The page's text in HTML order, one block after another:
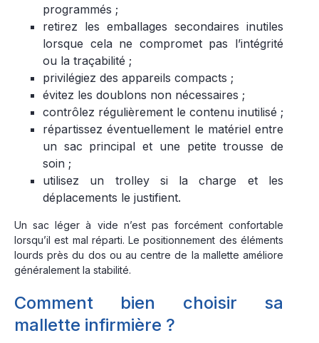
programmés ;
retirez les emballages secondaires inutiles
lorsque cela ne compromet pas l’intégrité
ou la traçabilité ;
privilégiez des appareils compacts ;
évitez les doublons non nécessaires ;
contrôlez régulièrement le contenu inutilisé ;
répartissez éventuellement le matériel entre
un sac principal et une petite trousse de
soin ;
utilisez un trolley si la charge et les
déplacements le justifient.
Un sac léger à vide n’est pas forcément confortable
lorsqu’il est mal réparti. Le positionnement des éléments
lourds près du dos ou au centre de la mallette améliore
généralement la stabilité.
Comment bien choisir sa
mallette infirmière ?